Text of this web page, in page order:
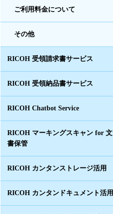
ご利用料金について
その他
RICOH 受領請求書サービス
RICOH 受領納品書サービス
RICOH Chatbot Service
RICOH マーキングスキャン for 文
書保管
RICOH カンタンストレージ活用
RICOH カンタンドキュメント活用